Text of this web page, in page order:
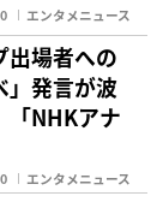
エンタメニュース
場者への
」発言が波
NHKアナ
エンタメニュース